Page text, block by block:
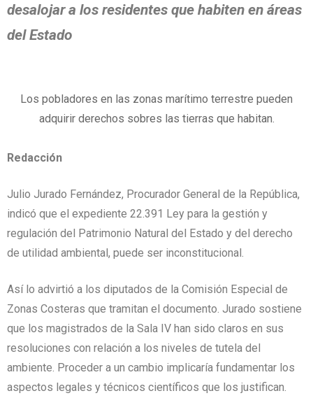
desalojar a los residentes que habiten en áreas
del Estado
Los pobladores en las zonas marítimo terrestre pueden
adquirir derechos sobres las tierras que habitan.
Redacción
Julio Jurado Fernández, Procurador General de la República,
indicó que el expediente 22.391 Ley para la gestión y
regulación del Patrimonio Natural del Estado y del derecho
de utilidad ambiental, puede ser inconstitucional.
Así lo advirtió a los diputados de la Comisión Especial de
Zonas Costeras que tramitan el documento. Jurado sostiene
que los magistrados de la Sala IV han sido claros en sus
resoluciones con relación a los niveles de tutela del
ambiente. Proceder a un cambio implicaría fundamentar los
aspectos legales y técnicos científicos que los justifican.